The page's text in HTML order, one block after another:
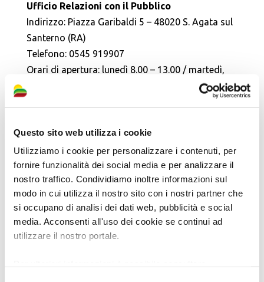
Questo sito web utilizza i cookie
Utilizziamo i cookie per personalizzare i contenuti, per
fornire funzionalità dei social media e per analizzare il
nostro traffico. Condividiamo inoltre informazioni sul
modo in cui utilizza il nostro sito con i nostri partner che
si occupano di analisi dei dati web, pubblicità e social
media. Acconsenti all'uso dei cookie se continui ad
utilizzare il nostro portale.
Ufficio Relazioni con il Pubblico
Indirizzo: Piazza Garibaldi 5 – 48020 S. Agata sul
Santerno (RA)
Telefono: 0545 919907
Orari di apertura: lunedì 8.00 – 13.00 / martedì,
mercoledì, giovedì e venerdì 10.00 – 13.00 /
Sito web:
http://www.comune.santagatasulsanterno.ra.it/
(Aggiornato al 10/02/2025)